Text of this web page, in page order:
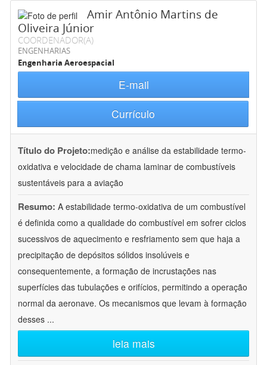
Amir Antônio Martins de
Oliveira Júnior
COORDENADOR(A)
ENGENHARIAS
Engenharia Aeroespacial
E-mail
Currículo
Título do Projeto:medição e análise da estabilidade termo-
oxidativa e velocidade de chama laminar de combustíveis
sustentáveis para a aviação
Resumo: A estabilidade termo-oxidativa de um combustível
é definida como a qualidade do combustível em sofrer ciclos
sucessivos de aquecimento e resfriamento sem que haja a
precipitação de depósitos sólidos insolúveis e
consequentemente, a formação de incrustações nas
superfícies das tubulações e orifícios, permitindo a operação
normal da aeronave. Os mecanismos que levam à formação
desses ...
leia mais